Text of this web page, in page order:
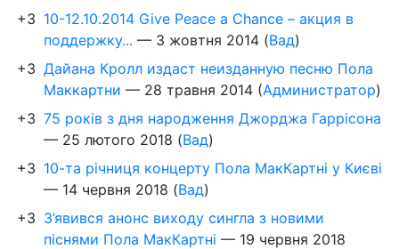
+3 10-12.10.2014 Give Peace a Chance – акция в
поддержку... — 3 жовтня 2014 (Вад)
+3 Дайана Кролл издаст неизданную песню Пола
Маккартни — 28 травня 2014 (Администратор)
+3 75 років з дня народження Джорджа Гаррісона
— 25 лютого 2018 (Вад)
+3 10-та річниця концерту Пола МакКартні у Києві
— 14 червня 2018 (Вад)
+3 З’явився анонс виходу сингла з новими
піснями Пола МакКартні — 19 червня 2018